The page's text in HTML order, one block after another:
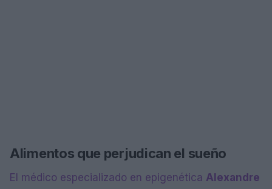
Alimentos que perjudican el sueño
El médico especializado en epigenética Alexandre